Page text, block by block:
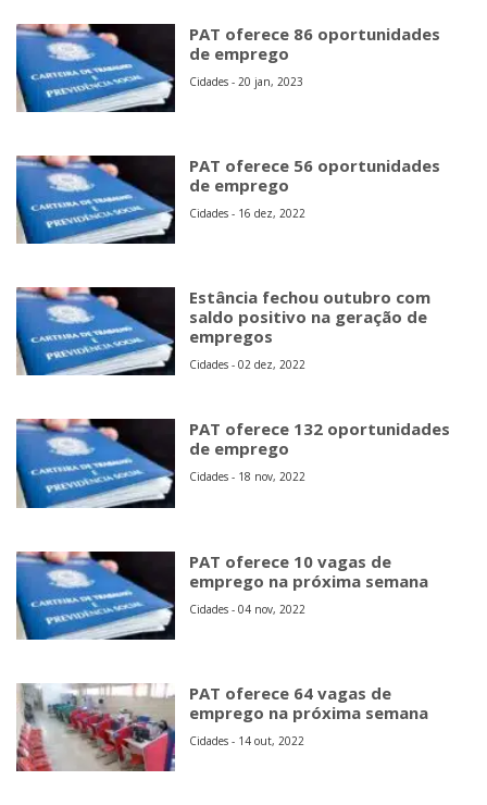
PAT oferece 86 oportunidades
de emprego
Cidades - 20 jan, 2023
PAT oferece 56 oportunidades
de emprego
Cidades - 16 dez, 2022
Estância fechou outubro com
saldo positivo na geração de
empregos
Cidades - 02 dez, 2022
PAT oferece 132 oportunidades
de emprego
Cidades - 18 nov, 2022
PAT oferece 10 vagas de
emprego na próxima semana
Cidades - 04 nov, 2022
PAT oferece 64 vagas de
emprego na próxima semana
Cidades - 14 out, 2022